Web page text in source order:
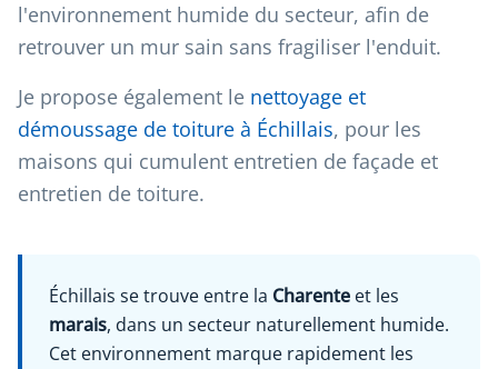
l'environnement humide du secteur, afin de
retrouver un mur sain sans fragiliser l'enduit.
Je propose également le nettoyage et
démoussage de toiture à Échillais, pour les
maisons qui cumulent entretien de façade et
entretien de toiture.
Échillais se trouve entre la Charente et les
marais, dans un secteur naturellement humide.
Cet environnement marque rapidement les